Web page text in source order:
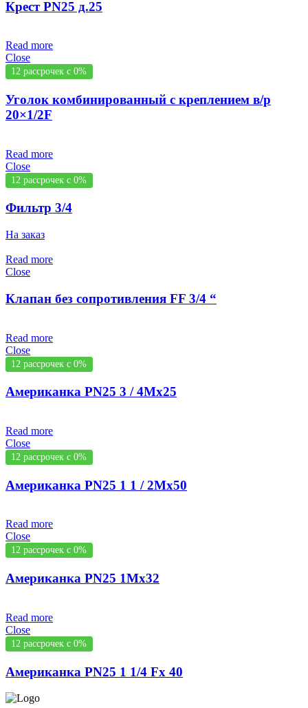
Крест PN25 д.25
Read more
Close
12 рассрочек с 0%
Уголок комбинированный с креплением в/р
20×1/2F
Read more
Close
12 рассрочек с 0%
Фильтр 3/4
На заказ
Read more
Close
Клапан без сопротивления FF 3/4 “
Read more
Close
12 рассрочек с 0%
Американка PN25 3 / 4Mx25
Read more
Close
12 рассрочек с 0%
Американка PN25 1 1 / 2Mx50
Read more
Close
12 рассрочек с 0%
Американка PN25 1Mx32
Read more
Close
12 рассрочек с 0%
Американка PN25 1 1/4 Fx 40